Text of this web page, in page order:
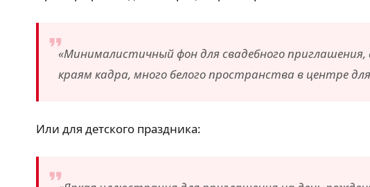
«Минималистичный фон для свадебного
краям кадра, много белого пространства в центре
Или для детского праздника: